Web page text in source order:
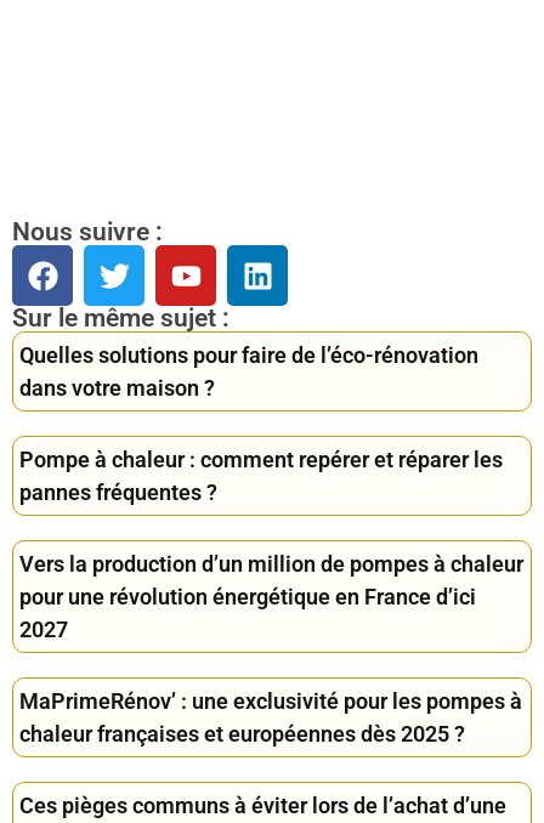
Nous suivre :
Sur le même sujet :
Quelles solutions pour faire de l’éco-rénovation
dans votre maison ?
Pompe à chaleur : comment repérer et réparer les
pannes fréquentes ?
Vers la production d’un million de pompes à chaleur
pour une révolution énergétique en France d’ici
2027
MaPrimeRénov’ : une exclusivité pour les pompes à
chaleur françaises et européennes dès 2025 ?
Ces pièges communs à éviter lors de l’achat d’une